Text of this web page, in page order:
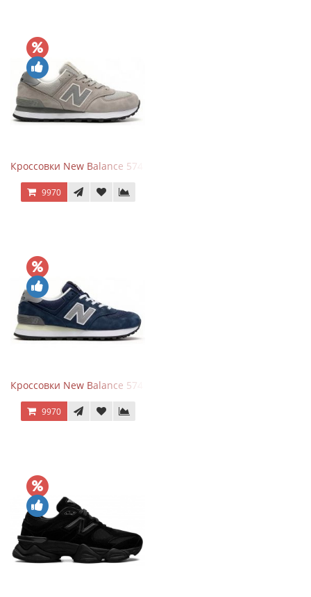
Кроссовки New Balance 574 Silver Summer Fog
9970
Кроссовки New Balance 574 Classic Blue Grey
9970